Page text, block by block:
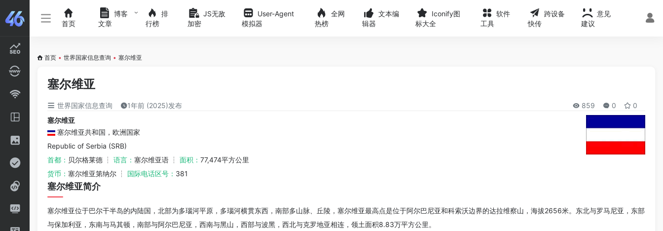
首页
博客
文章
排
行榜
JS无敌
加密
User-Agent
模拟器
全网
热榜
文本编
辑器
Iconify图
标大全
软件
工具
跨设备
快传
意见
建议
首页 • 世界国家信息查询 • 塞尔维亚
塞尔维亚
世界国家信息查询 1年前 (2025)发布 859 0
0
塞尔维亚
塞尔维亚共和国，欧洲国家
Republic of Serbia (SRB)
首都： 贝尔格莱德 ┆ 语言： 塞尔维亚语 ┆ 面积： 77,474平方公里
货币： 塞尔维亚第纳尔 ┆ 国际电话区号： 381
塞尔维亚简介
塞尔维亚位于巴尔干半岛的内陆国，北部为多瑙河平原，多瑙河横贯东西，南部多山脉、丘陵，塞尔维亚最高点是位于阿尔巴尼亚和科索沃边界的达拉维察山，海拔2656米。东北与罗马尼亚，东部
与保加利亚，东南与马其顿，南部与阿尔巴尼亚，西南与黑山，西部与波黑，西北与克罗地亚相连，领土面积8.83万平方公里。